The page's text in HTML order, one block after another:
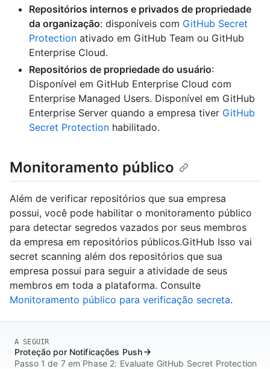
Repositórios internos e privados de propriedade
da organização: disponíveis com GitHub Secret
Protection ativado em GitHub Team ou GitHub
Enterprise Cloud.
Repositórios de propriedade do usuário:
Disponível em GitHub Enterprise Cloud com
Enterprise Managed Users. Disponível em GitHub
Enterprise Server quando a empresa tiver GitHub
Secret Protection habilitado.
Monitoramento público
Além de verificar repositórios que sua empresa
possui, você pode habilitar o monitoramento público
para detectar segredos vazados por seus membros
da empresa em repositórios públicos.GitHub Isso vai
secret scanning além dos repositórios que sua
empresa possui para seguir a atividade de seus
membros em toda a plataforma. Consulte
Monitoramento público para verificação secreta.
A SEGUIR
Proteção por Notificações Push
Passo 1 de 7 em Phase 2: Evaluate GitHub Secret Protection